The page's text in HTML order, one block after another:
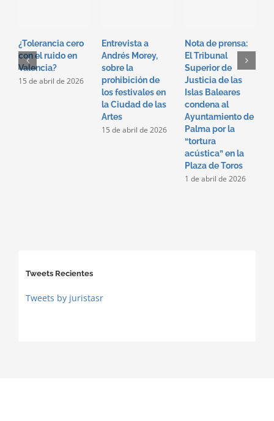
¿Tolerancia cero
con el ruido en
Valencia?
15 de abril de 2026
Entrevista a
Andrés Morey,
sobre la
prohibición de
los festivales en
la Ciudad de las
Artes
15 de abril de 2026
Nota de prensa:
El Tribunal
Superior de
Justicia de las
Islas Baleares
condena al
Ayuntamiento de
Palma por la
“tortura
acústica” en la
Plaza de Toros
1 de abril de 2026
Tweets Recientes
Tweets by juristasr